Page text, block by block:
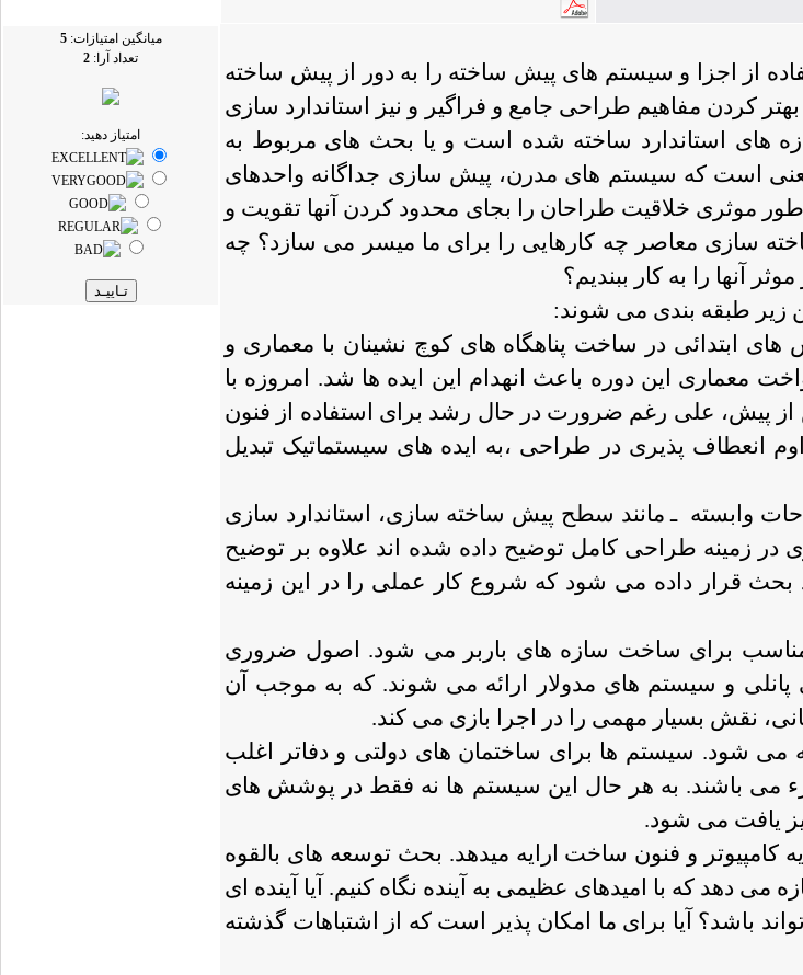
از اجزا و سیستم های پیش ساخته را به دور از پیش ساخته
کردن مفاهیم طراحی جامع و فراگیر و نیز استاندارد سازی
های استاندارد ساخته شده است و یا بحث های مربوط به
است که سیستم های مدرن، پیش سازی جداگانه واحدهای
طور موثری خلاقیت طراحان را بجای محدود کردن آنها تقویت و
سازی معاصر چه کارهایی را برای ما میسر می سازد؟ چه
آنها را به کار ببندیم؟
زیر طبقه بندی می شوند:
ابتدائی در ساخت پناهگاه های کوچ نشینان با معماری و
معماری این دوره باعث انهدام این ایده ها شد. امروزه با
پیش، علی رغم ضرورت در حال رشد برای استفاده از فنون
پذیری در طراحی ،به ایده های سیستماتیک تبدیل
وابسته ـ مانند سطح پیش ساخته سازی، استاندارد سازی
زمینه طراحی کامل توضیح داده شده اند علاوه بر توضیح
قرار داده می شود که شروع کار عملی را در این زمینه
برای ساخت سازه های باربر می شود. اصول ضروری
و سیستم های مدولار ارائه می شوند. که به موجب آن
نقش بسیار مهمی را در اجرا بازی می کند.
می شود. سیستم ها برای ساختمان های دولتی و دفاتر اغلب
باشند. به هر حال این سیستم ها نه فقط در پوشش های
یافت می شود.
کامپیوتر و فنون ساخت ارایه میدهد. بحث توسعه های بالقوه
می دهد که با امیدهای عظیمی به آینده نگاه کنیم. آیا آینده ای
باشد؟ آیا برای ما امکان پذیر است که از اشتباهات گذشته
میانگین امتیازات:5
تعداد آرا: 2
امتیاز دهید: